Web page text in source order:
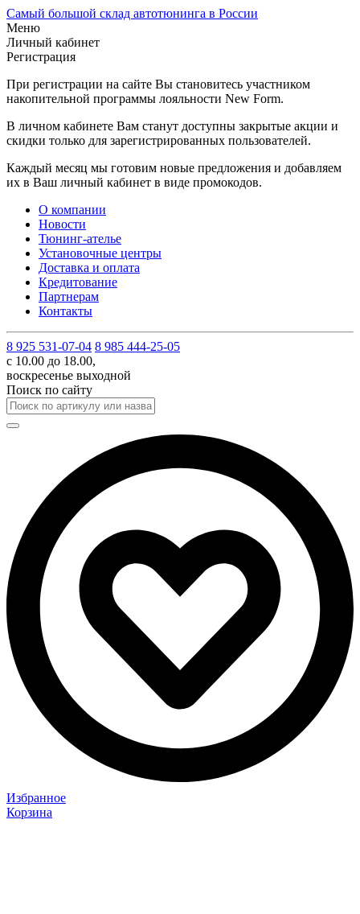
Самый большой склад автотюнинга в России
Меню
Личный кабинет
Регистрация
При регистрации на сайте Вы становитесь участником
накопительной программы лояльности New Form.
В личном кабинете Вам станут доступны закрытые акции и
скидки только для зарегистрированных пользователей.
Каждый месяц мы готовим новые предложения и добавляем
их в Ваш личный кабинет в виде промокодов.
О компании
Новости
Тюнинг-ателье
Установочные центры
Доставка и оплата
Кредитование
Партнерам
Контакты
8 925 531-07-04 8 985 444-25-05
с 10.00 до 18.00,
воскресенье выходной
Поиск по сайту
Избранное
Корзина